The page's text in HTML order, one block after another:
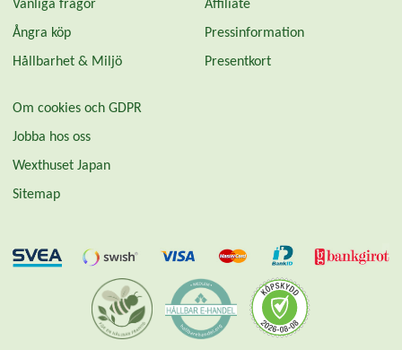
Vanliga frågor
Ångra köp
Hållbarhet & Miljö
Affiliate
Pressinformation
Presentkort
Om cookies och GDPR
Jobba hos oss
Wexthuset Japan
Sitemap